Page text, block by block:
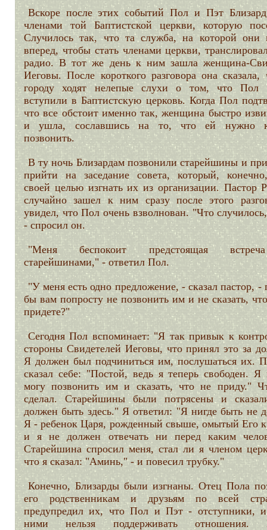
Вскоре после этих событий Пол и Пэт
членами той Баптистской церкви, которую
Случилось так, что та служба, на которой
вперед, чтобы стать членами церкви,
радио. В тот же день к ним зашла женщина-
Иеговы. После короткого разговора она сказала,
городу ходят нелепые слухи о том, что
вступили в Баптистскую церковь. Когда Пол
что все обстоит именно так, женщина быстро
и ушла, сославшись на то, что ей нужно
позвонить.
В ту ночь Близардам позвонили старейшины и
прийти на заседание совета, который,
своей целью изгнать их из организации. Пастор
случайно зашел к ним сразу после этого
увидел, что Пол очень взволнован. "Что
- спросил он.
"Меня беспокоит предстоящая
старейшинами," - ответил Пол.
"У меня есть одно предложение, - сказал пастор, -
бы вам попросту не позвонить им и не сказать,
придете?"
Сегодня Пол вспоминает: "Я так привык к
стороны Свидетелей Иеговы, что принял это за
Я должен был подчиниться им, послушаться их.
сказал себе: "Постой, ведь я теперь свободен. Я
могу позвонить им и сказать, что не приду."
сделал. Старейшины были потрясены и
должен быть здесь." Я ответил: "Я нигде быть не
Я - ребенок Царя, рожденный свыше, омытый Его
и я не должен отвечать ни перед каким
Старейшина спросил меня, стал ли я членом
что я сказал: "Аминь," - и повесил трубку."
Конечно, Близарды были изгнаны. Отец Пола
его родственникам и друзьям по всей
предупредил их, что Пол и Пэт - отступники,
ними нельзя поддерживать отношения.